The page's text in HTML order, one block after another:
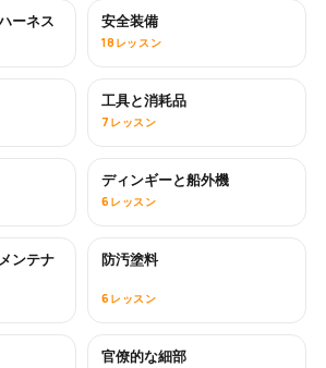
ーネス 安全装備
18レッスン
工具と消耗品
7レッスン
ディンギーと船外機
6レッスン
ンテナ
近日公開
防汚塗料
6レッスン
官僚的な細部